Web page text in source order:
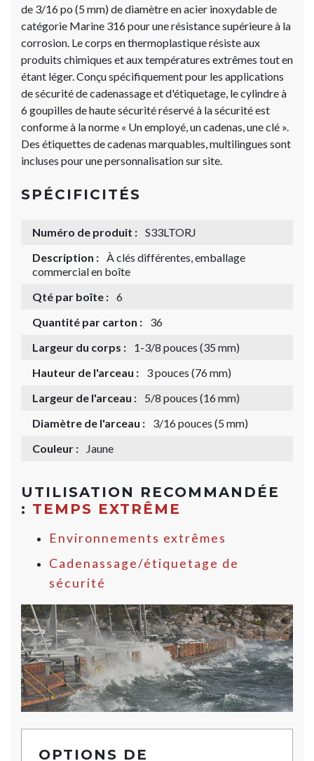
de 3/16 po (5 mm) de diamètre en acier inoxydable de
catégorie Marine 316 pour une résistance supérieure à la
corrosion. Le corps en thermoplastique résiste aux
produits chimiques et aux températures extrêmes tout en
étant léger. Conçu spécifiquement pour les applications
de sécurité de cadenassage et d'étiquetage, le cylindre à
6 goupilles de haute sécurité réservé à la sécurité est
conforme à la norme « Un employé, un cadenas, une clé ».
Des étiquettes de cadenas marquables, multilingues sont
incluses pour une personnalisation sur site.
SPÉCIFICITÉS
Numéro de produit : S33LTORJ
Description : À clés différentes, emballage
commercial en boîte
Qté par boîte : 6
Quantité par carton :
36
Largeur du corps :
1-3/8 pouces (35 mm)
Hauteur de l'arceau :
3 pouces (76 mm)
Largeur de l'arceau :
5/8 pouces (16 mm)
Diamètre de l'arceau :
3/16 pouces (5 mm)
Couleur :
Jaune
UTILISATION RECOMMANDÉE
: TEMPS EXTRÊME
Environnements extrêmes
Cadenassage/étiquetage de
sécurité
OPTIONS DE